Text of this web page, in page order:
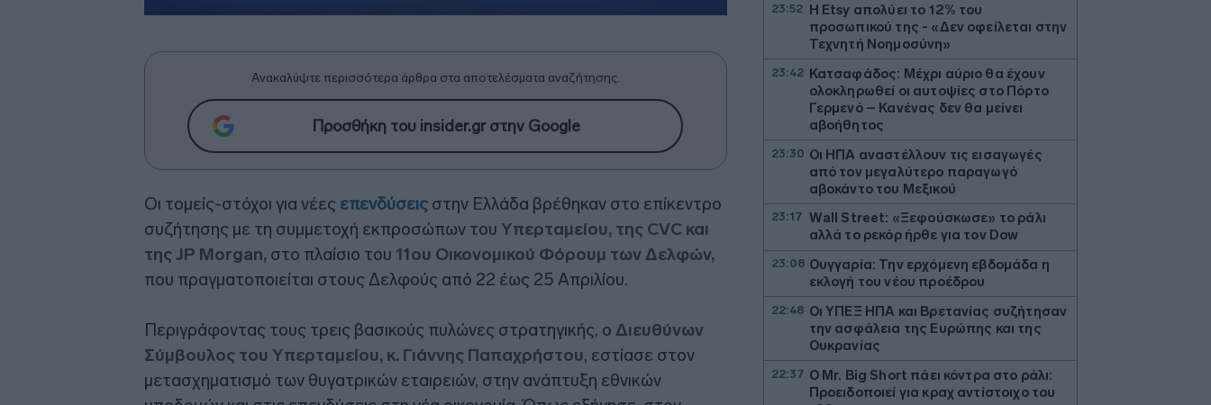
Ανακαλύψτε περισσότερα άρθρα στα αποτελέσματα αναζήτησης.
Προσθήκη του insider.gr στην Google
Οι τομείς-στόχοι για νέες επενδύσεις στην Ελλάδα βρέθηκαν στο επίκεντρο
συζήτησης με τη συμμετοχή εκπροσώπων του Υπερταμείου, της CVC και
της JP Morgan, στο πλαίσιο του 11ου Οικονομικού Φόρουμ των Δελφών,
που πραγματοποιείται στους Δελφούς από 22 έως 25 Απριλίου.
Περιγράφοντας τους τρεις βασικούς πυλώνες στρατηγικής, ο Διευθύνων
Σύμβουλος του Υπερταμείου, κ. Γιάννης Παπαχρήστου, εστίασε στον
μετασχηματισμό των θυγατρικών εταιρειών, στην ανάπτυξη εθνικών
23:52 Η Etsy απολύει το 12% του
προσωπικού της - «Δεν οφείλεται στην
Τεχνητή Νοημοσύνη»
23:42 Κατσαφάδος: Μέχρι αύριο θα έχουν
ολοκληρωθεί οι αυτοψίες στο Πόρτο
Γερμενό – Κανένας δεν θα μείνει
αβοήθητος
23:30 Οι ΗΠΑ αναστέλλουν τις εισαγωγές
από τον μεγαλύτερο παραγωγό
αβοκάντο του Μεξικού
23:17 Wall Street: «Ξεφούσκωσε» το ράλι
αλλά το ρεκόρ ήρθε για τον Dow
23:08 Ουγγαρία: Την ερχόμενη εβδομάδα η
εκλογή του νέου προέδρου
22:48 Οι ΥΠΕΞ ΗΠΑ και Βρετανίας συζήτησαν
την ασφάλεια της Ευρώπης και της
Ουκρανίας
22:37 O Mr. Big Short πάει κόντρα στο ράλι:
Προειδοποιεί για κραχ αντίστοιχο του